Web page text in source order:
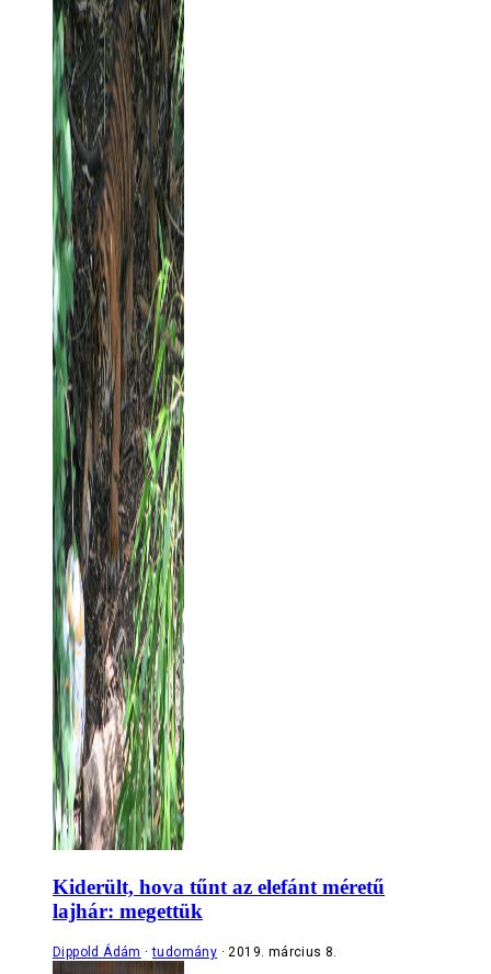
Kiderült, hova tűnt az elefánt méretű
lajhár: megettük
Dippold Ádám tudomány 2019. március 8.